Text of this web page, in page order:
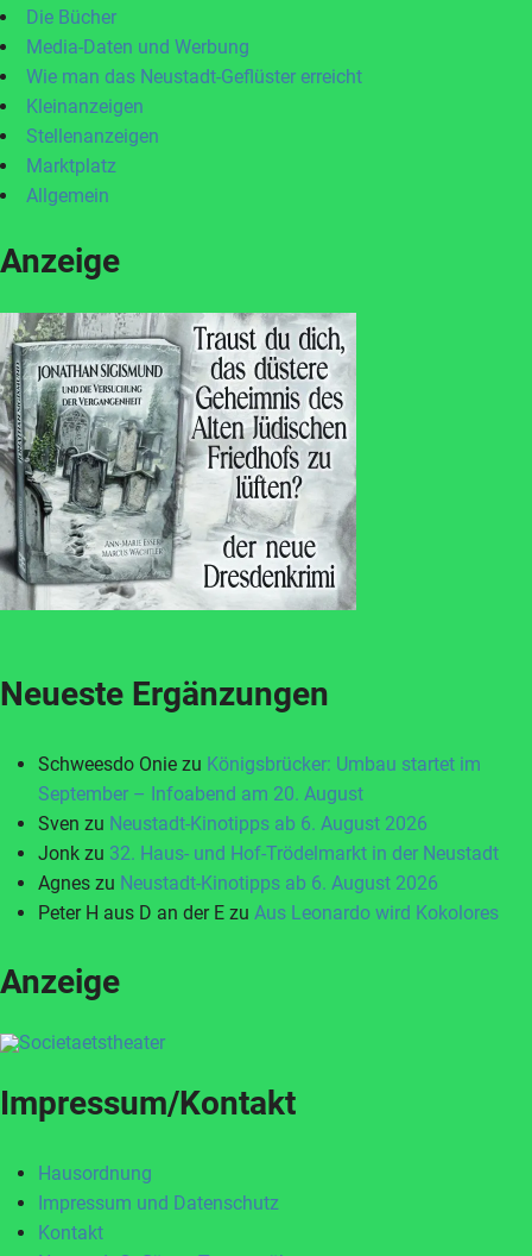
Die Bücher
Media-Daten und Werbung
Wie man das Neustadt-Geflüster erreicht
Kleinanzeigen
Stellenanzeigen
Marktplatz
Allgemein
Anzeige
Neueste Ergänzungen
Schweesdo Onie zu Königsbrücker: Umbau startet im
September – Infoabend am 20. August
Sven zu Neustadt-Kinotipps ab 6. August 2026
Jonk zu 32. Haus- und Hof-Trödelmarkt in der Neustadt
Agnes zu Neustadt-Kinotipps ab 6. August 2026
Peter H aus D an der E zu Aus Leonardo wird Kokolores
Anzeige
Impressum/Kontakt
Hausordnung
Impressum und Datenschutz
Kontakt